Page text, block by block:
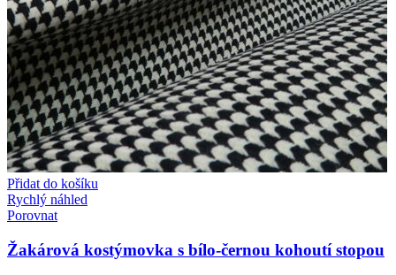
Přidat do košíku
Rychlý náhled
Porovnat
Žakárová kostýmovka s bílo-černou kohoutí stopou